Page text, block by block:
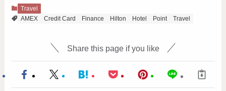
Travel
AMEX
Credit Card Finance Hilton Hotel Point Travel
Share this page if you like